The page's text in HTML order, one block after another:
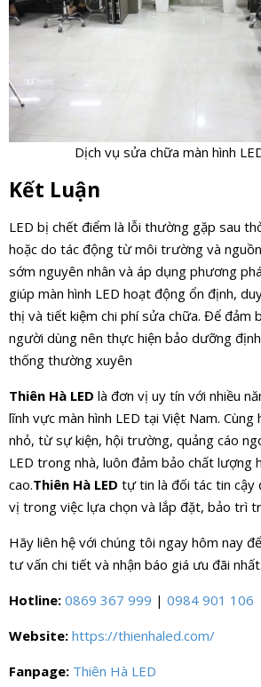
Dịch vụ sửa chữa màn hình
Kết Luận
LED bị chết điểm là lỗi thường gặp sau
hoặc do tác động từ môi trường và
sớm nguyên nhân và áp dụng phương
giúp màn hình LED hoạt động ổn định,
thị và tiết kiệm chi phí sửa chữa. Để đảm
người dùng nên thực hiện bảo dưỡng
thống thường xuyên
Thiên Hà LED là đơn vị uy tín với nhiều
lĩnh vực màn hình LED tại Việt Nam.
nhỏ, từ sự kiện, hội trường, quảng cáo
LED trong nhà, luôn đảm bảo chất lượng
cao.Thiên Hà LED tự tin là đối tác tin cậy
vị trong việc lựa chọn và lắp đặt, bảo trì
Hãy liên hệ với chúng tôi ngay hôm nay
tư vấn chi tiết và nhận báo giá ưu đãi nhất.
Hotline: 0869 367 999 | 0984 901 106
Website: https://thienhaled.com/
Fanpage: Thiên Hà LED